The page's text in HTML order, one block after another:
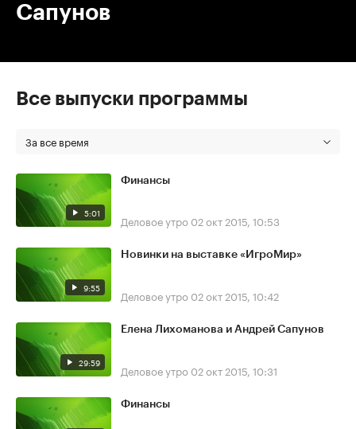
Сапунов
Все выпуски программы
За все время
5:01
Финансы
Деловое утро 02 окт 2015, 10:53
9:55
Новинки на выставке «ИгроМир»
Деловое утро 02 окт 2015, 10:42
29:59
Елена Лихоманова и Андрей Сапунов
Деловое утро 02 окт 2015, 10:31
Финансы